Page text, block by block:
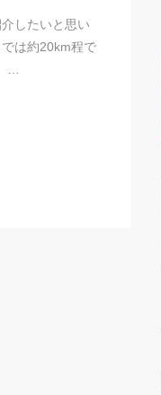
したいと思い
は約20km程で
…